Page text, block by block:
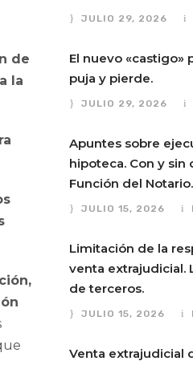
de
la
JULIO 29, 2026
El nuevo «castigo»
puja y pierde.
JULIO 29, 2026
Apuntes sobre
hipoteca. Con y
Función del Notario.
JULIO 15, 2026
Limitación de la
venta extrajudicial.
de terceros.
JULIO 15, 2026
Venta extrajudicial